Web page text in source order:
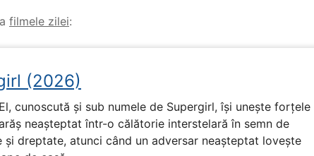
filmele zilei:
(2026)
cunoscută și sub numele de Supergirl, își unește forțele
neașteptat într-o călătorie interstelară în semn de
și dreptate, atunci când un adversar neașteptat lovește